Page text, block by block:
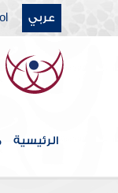
عربي
الرئيسية